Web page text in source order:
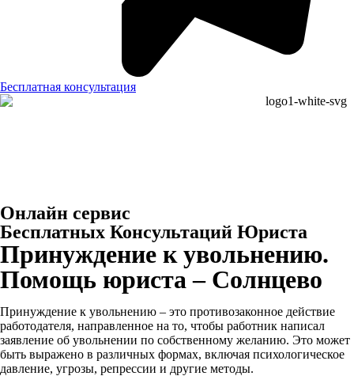
Бесплатная консультация
Онлайн сервис
Бесплатных Консультаций Юриста
Принуждение к увольнению.
Помощь юриста – Солнцево
Принуждение к увольнению – это противозаконное действие
работодателя, направленное на то, чтобы работник написал
заявление об увольнении по собственному желанию. Это может
быть выражено в различных формах, включая психологическое
давление, угрозы, репрессии и другие методы.